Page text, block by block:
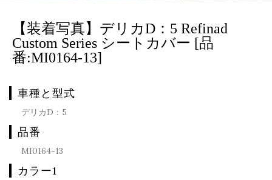
【装着写真】デリカD：5 Refinad
Custom Series シートカバー [品
番:MI0164-13]
車種と型式
デリカD：5
品番
MI0164-13
カラー1